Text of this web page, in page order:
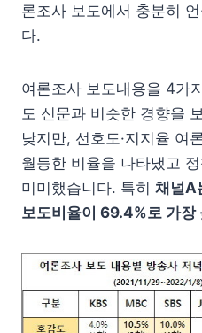
론조사 보도에서 충분히
다.
여론조사 보도내용을 4가
도 신문과 비슷한 경향을
낮지만, 선호도·지지율 여
월등한 비율을 나타냈고
미미했습니다. 특히 채널A
보도비율이 69.4%로 가장